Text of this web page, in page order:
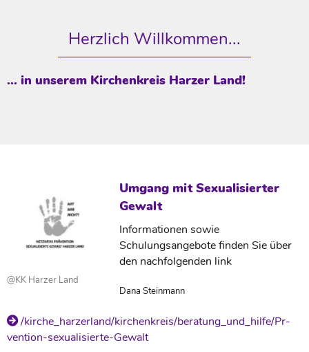
Herzlich Willkommen...
... in unserem Kirchenkreis Harzer Land!
@KK Harzer Land
Umgang mit Sexualisierter
Gewalt
Informationen sowie
Schulungsangebote finden Sie über
den nachfolgenden link
Dana Steinmann
/kirche_harzerland/kirchenkreis/beratung_und_hilfe/Pr-
vention-sexualisierte-Gewalt